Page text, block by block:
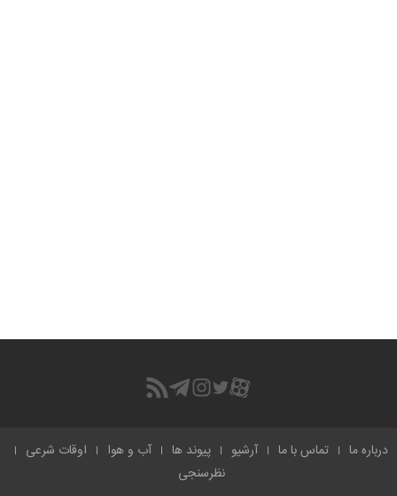
درباره ما تماس با ما آرشیو پیوند ها آب و هوا
اوقات شرعی
نظرسنجی